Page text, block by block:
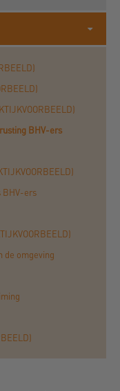
BHV-ers
BHV-ers
de omgeving